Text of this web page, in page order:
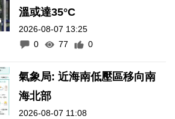
溫或達35°C
2026-08-07 13:25
0
77 0
氣象局: 近海南低壓區移向南
海北部
2026-08-07 11:08